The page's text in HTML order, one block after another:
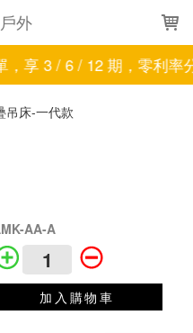
外
，享 3 / 6 / 12 期，零利率
AA-A
加入購物車